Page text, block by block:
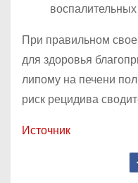
При правильном
для здоровья
липому на печени
риск рецидива
Источник